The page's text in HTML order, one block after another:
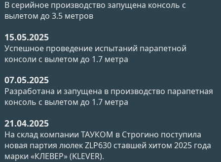
В серийное производство запущена консоль с
вылетом до 3.5 метров
15.05.2025
Успешное проведение испытаний парапетной
консоли с вылетом до 1.7 метра
07.05.2025
Разработана и запущена в производство парапетная
консоль с вылетом до 1.7 метра
21.04.2025
На склад компании ТАУКОМ в Строгино поступила
новая партия люлек ZLP630 ставшей хитом 2025 года
марки «КЛЕВЕР» (KLEVER).